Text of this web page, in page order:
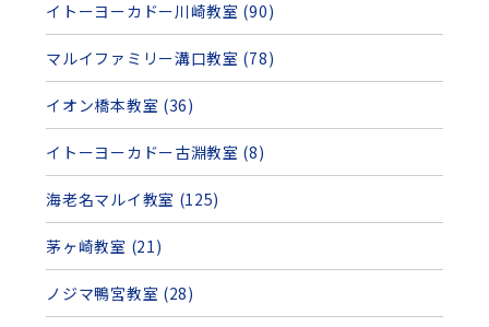
イトーヨーカドー川崎教室 (90)
マルイファミリー溝口教室 (78)
イオン橋本教室 (36)
イトーヨーカドー古淵教室 (8)
海老名マルイ教室 (125)
茅ヶ崎教室 (21)
ノジマ鴨宮教室 (28)